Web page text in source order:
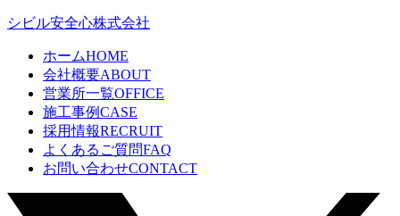
シビル安全心株式会社
ホームHOME
会社概要ABOUT
営業所一覧OFFICE
施工事例CASE
採用情報RECRUIT
よくあるご質問FAQ
お問い合わせCONTACT